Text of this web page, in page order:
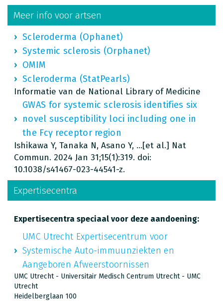
Meer info voor artsen
Scleroderma (Ophanet)
Systemic sclerosis (Orphanet)
OMIM
Scleroderma (StatPearls)
Informatie van de National Library of Medicine
GWAS for systemic sclerosis identifies six
novel susceptibility loci including one in
the Fcγ receptor region
Ishikawa Y, Tanaka N, Asano Y, ...[et al.] Nat
Commun. 2024 Jan 31;15(1):319. doi:
10.1038/s41467-023-44541-z.
Expertisecentra
Expertisecentra speciaal voor deze aandoening:
UMC Utrecht Expertisecentrum voor
Systemische Auto-immuunziekten en
Aangeboren Afweerstoornissen
UMC Utrecht - Universitair Medisch Centrum Utrecht - UMC
Utrecht
Heidelberglaan 100